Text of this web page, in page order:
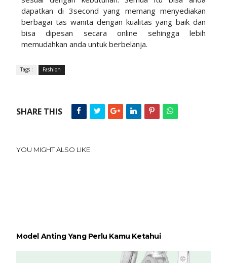
dapatkan di 3second yang memang menyediakan
berbagai tas wanita dengan kualitas yang baik dan
bisa dipesan secara online sehingga lebih
memudahkan anda untuk berbelanja.
Tags : Fashion
SHARE THIS
YOU MIGHT ALSO LIKE
Model Anting Yang Perlu Kamu Ketahui